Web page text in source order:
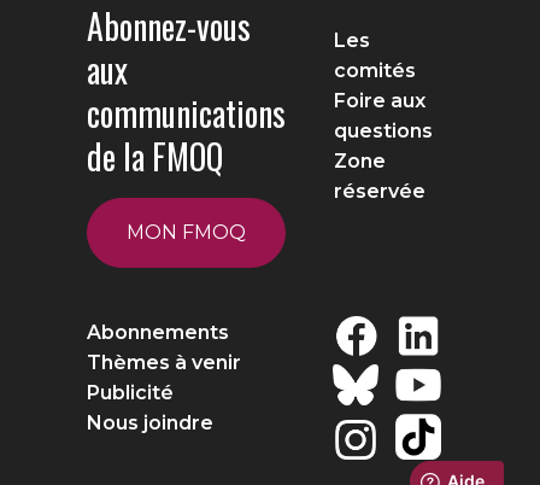
Abonnez-vous
aux
communications
de la FMOQ
MON FMOQ
Les
comités
Foire aux
questions
Zone
réservée
Abonnements
Thèmes à venir
Publicité
Nous joindre